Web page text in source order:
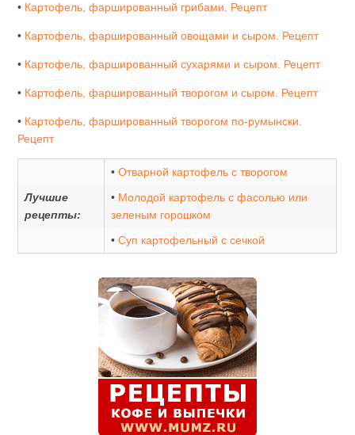
• Картофель, фаршированный грибами. Рецепт
• Картофель, фаршированный овощами и сыром. Рецепт
• Картофель, фаршированный сухарями и сыром. Рецепт
• Картофель, фаршированный творогом и сыром. Рецепт
• Картофель, фаршированный творогом по-румынски.
Рецепт
•Отварной картофель с творогом
Лучшие
рецепты:
• Молодой картофель с фасолью или
зеленым горошком
•Суп картофельный с сечкой